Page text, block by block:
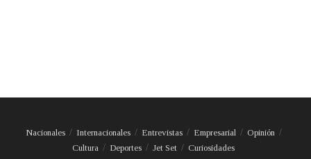
Nacionales Internacionales Entrevistas Empresarial
Opinión
Cultura
Deportes Jet Set Curiosidades